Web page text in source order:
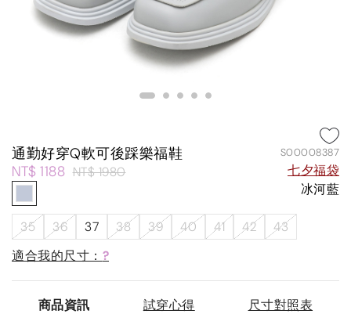
通勤好穿Q軟可後踩樂福鞋 S00008387
NT$ 1188 NT$ 1980
七夕福袋
冰河藍
35 36 37 38 39 40 41 42
43
適合我的尺寸： ?
商品資訊 試穿心得 尺寸對照表